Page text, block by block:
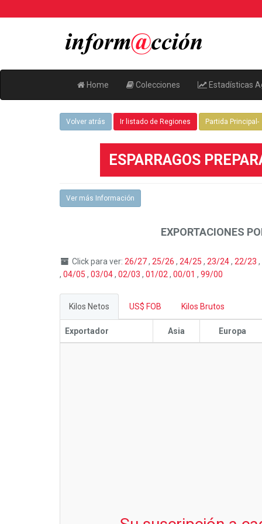
Home Colecciones Estadísticas
Volver atrás Ir listado de Regiones Partida Principal-
ESPARRAGOS
Ver más Información
EXPORTACIONES
Click para ver: 26/27, 25/26 , 24/25 , 23/24, 22/23 ,
, 04/05 , 03/04, 02/03 , 01/02 , 00/01 , 99/00
Kilos Netos US$ FOB Kilos Brutos
Exportador Asia Europa